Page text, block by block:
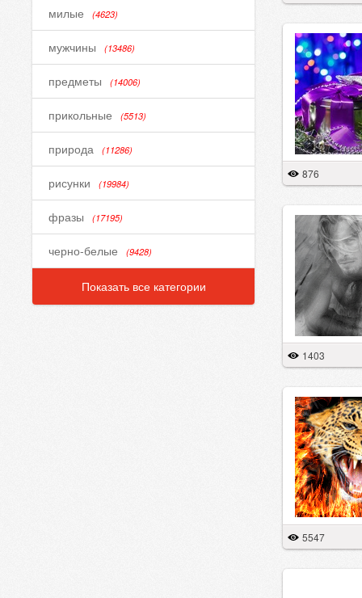
милые (4623)
мужчины (13486)
предметы (14006)
прикольные (5513)
природа (11286)
рисунки (19984)
фразы (17195)
черно-белые (9428)
Показать все категории
876
1403
5547